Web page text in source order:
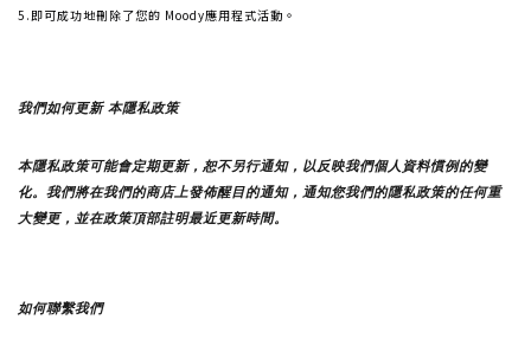
5.即可成功地刪除了您的 Moody應用程式活動。
我們如何更新 本隱私政策
本隱私政策可能會定期更新，恕不另行通知，以反映我們個人資料慣例的變
化。我們將在我們的商店上發佈醒目的通知，通知您我們的隱私政策的任何重
大變更，並在政策頂部註明最近更新時間。
如何聯繫我們